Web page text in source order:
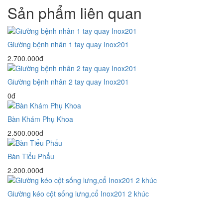
Sản phẩm liên quan
Giường bệnh nhân 1 tay quay Inox201
2.700.000đ
Giường bệnh nhân 2 tay quay Inox201
0đ
Bàn Khám Phụ Khoa
2.500.000đ
Bàn Tiểu Phẩu
2.200.000đ
Giường kéo cột sống lưng,cổ Inox201 2 khúc